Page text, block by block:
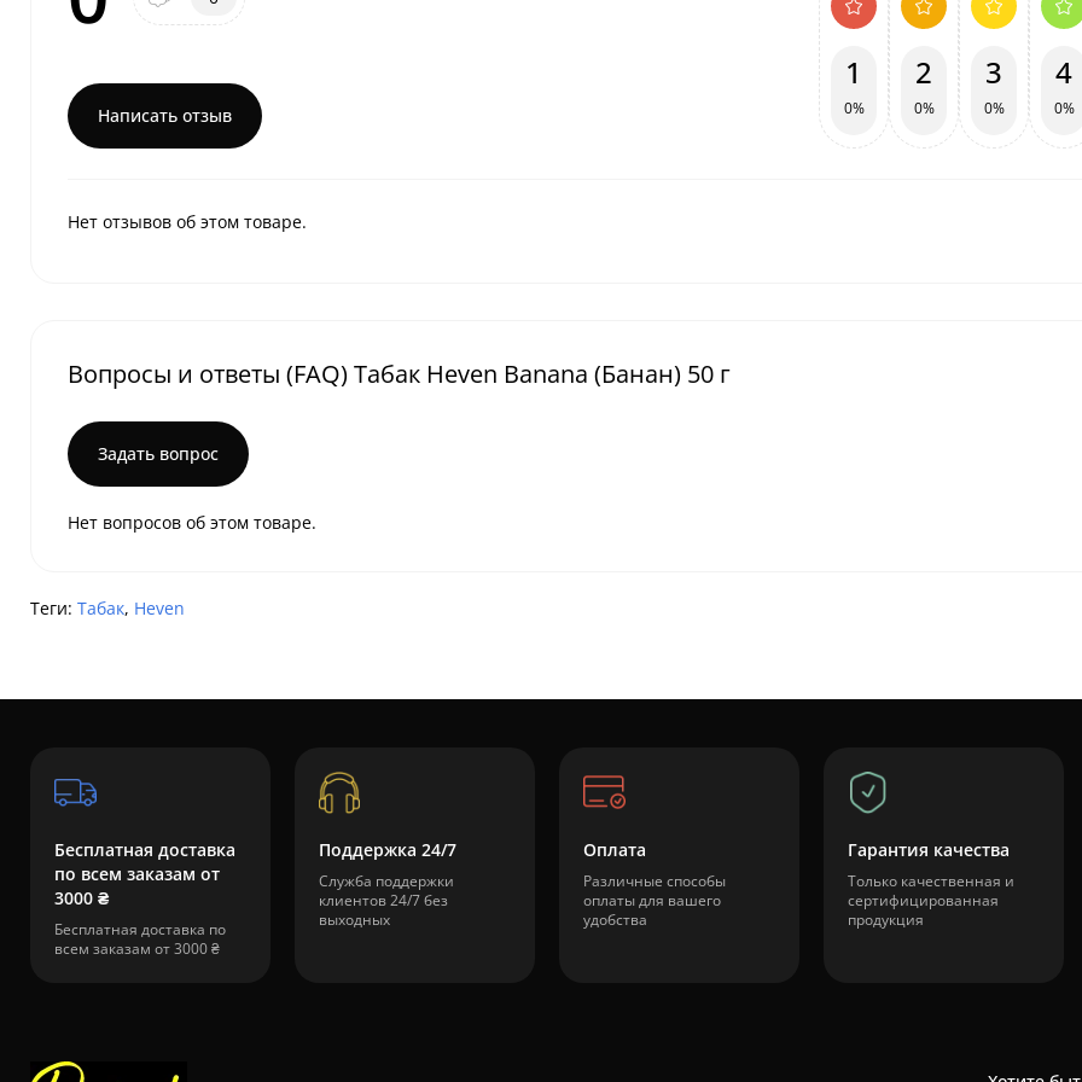
Написать отзыв
1
0%
2
0%
3
0%
4
0%
Нет отзывов об этом товаре.
Вопросы и ответы (FAQ) Табак Heven Banana (Банан) 50 г
Задать вопрос
Нет вопросов об этом товаре.
Теги: Табак, Heven
Бесплатная доставка
по всем заказам от
3000 ₴
Бесплатная доставка по
всем заказам от 3000 ₴
Поддержка 24/7
Служба поддержки
клиентов 24/7 без
выходных
Оплата
Различные способы
оплаты для вашего
удобства
Гарантия качества
Только качественная и
сертифицированная
продукция